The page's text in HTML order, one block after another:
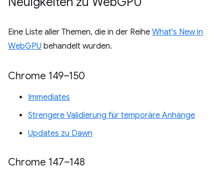
Eine Liste aller Themen, die in der Reihe What's New in
WebGPU behandelt wurden.
Chrome 149–150
Immediates
Strengere Validierung für temporäre Anhänge
Updates zu Dawn
Chrome 147–148